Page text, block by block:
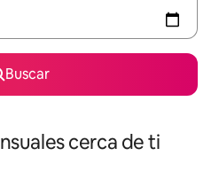
Buscar
cerca de ti